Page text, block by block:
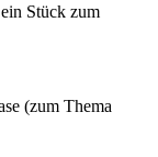
Stück zum
Thema